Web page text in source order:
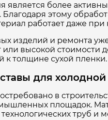
является более
этому
работает даже при
изделий и ремонта
или высокой стоимости
к толщине сухой пленки.
для
в
площадок.
труб и